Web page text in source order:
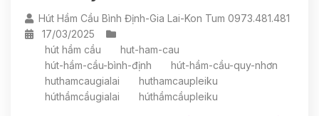
Hút Hầm Cầu Bình Định-Gia Lai-Kon Tum 0973.481.481
17/03/2025
hút hầm cầu
hut-ham-cau
hút-hầm-cầu-bình-định
hút-hầm-cầu-quy-nhơn
huthamcaugialai
huthamcaupleiku
húthầmcầugialai
húthầmcầupleiku